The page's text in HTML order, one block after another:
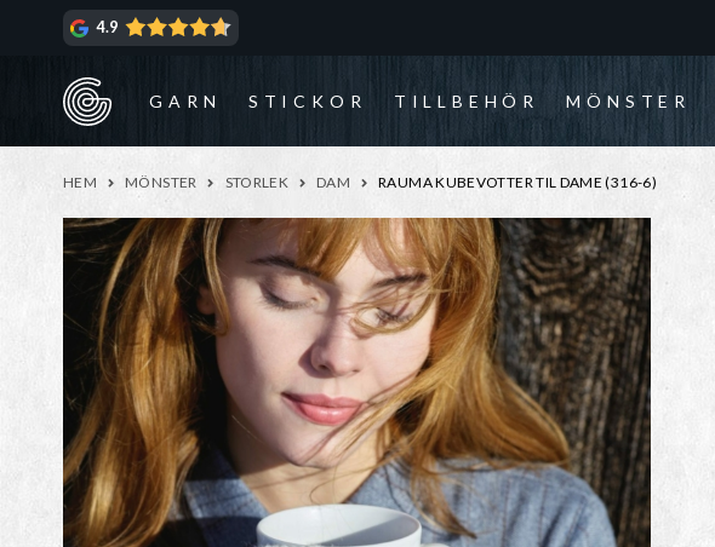
4.9
GARN STICKOR TILLBEHÖR MÖNSTER
HEM MÖNSTER STORLEK DAM RAUMA KUBEVOTTER TIL DAME (316-6)